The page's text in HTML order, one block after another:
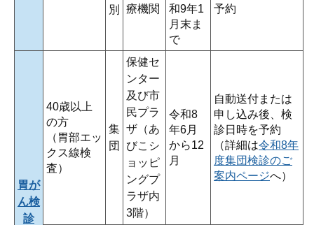
別
療機関
和9年1
月末ま
で
予約
胃が
ん検
診
40歳以上
の方
（胃部エッ
クス線検
査）
集
団
保健セ
ンター
及び市
民プラ
ザ（あ
びこシ
ョッピ
ングプ
ラザ内
3階）
令和8
年6月
から12
月
自動送付または
申し込み後、検
診日時を予約
（詳細は令和8年
度集団検診のご
案内ページへ）